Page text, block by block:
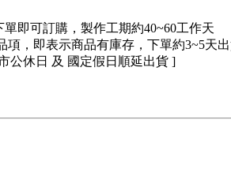
即可訂購，製作工期約40~60工作天
項，即表示商品有庫存，下單約3~5天
公休日 及 國定假日順延出貨 ]